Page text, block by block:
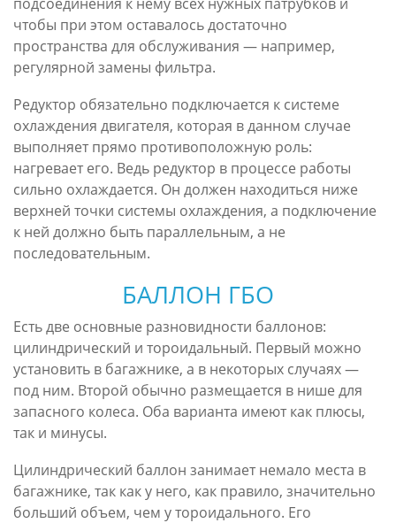
чтобы при этом оставалось достаточно
пространства для обслуживания — например,
регулярной замены фильтра.
Редуктор обязательно подключается к системе
охлаждения двигателя, которая в данном случае
выполняет прямо противоположную роль:
нагревает его. Ведь редуктор в процессе работы
сильно охлаждается. Он должен находиться ниже
верхней точки системы охлаждения, а подключение
к ней должно быть параллельным, а не
последовательным.
БАЛЛОН ГБО
Есть две основные разновидности баллонов:
цилиндрический и тороидальный. Первый можно
установить в багажнике, а в некоторых случаях —
под ним. Второй обычно размещается в нише для
запасного колеса. Оба варианта имеют как плюсы,
так и минусы.
Цилиндрический баллон занимает немало места в
багажнике, так как у него, как правило, значительно
больший объем, чем у тороидального. Его